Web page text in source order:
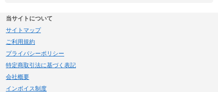
当サイトについて
サイトマップ
ご利用規約
プライバシーポリシー
特定商取引法に基づく表記
会社概要
インボイス制度